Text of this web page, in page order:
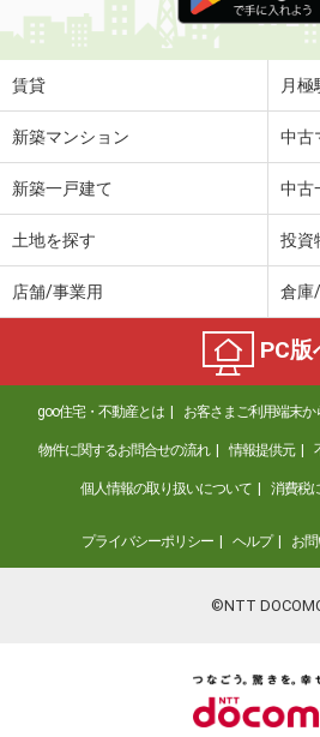
賃貸 月極
新築マンション 中古
新築一戸建て 中古
土地を探す 投資
店舗/事業用 倉庫
PC版
goo住宅・不動産とは お客さまご利用端末
物件に関するお問合せの流れ 情報提供元
個人情報の取り扱いについて 消費税
プライバシーポリシー ヘルプ お
©NTT